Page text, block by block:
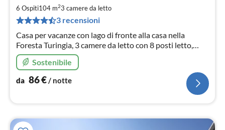
6 Ospiti104 m23 camere da letto
3 recensioni
Casa per vacanze con lago di fronte alla casa nella
Foresta Turingia, 3 camere da letto con 8 posti letto,
pace e natura sono infinite qui, sauna, gli animali sono i
benvenuti.
Sostenibile
da 86€/ notte